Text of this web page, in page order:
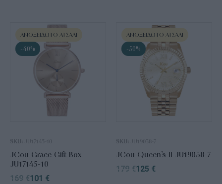
ΑΝΟΞΕΊΔΩΤΟ ΑΤΣΆΛΙ
-40%
SKU: JU17145-10
JCou Grace Gift Box
JU17145-10
169 €101 €
ΑΝΟΞΕΊΔΩΤΟ ΑΤΣΆΛΙ
-30%
SKU: JU19038-7
JCou Queen’s II JU19038-7
179 €125 €